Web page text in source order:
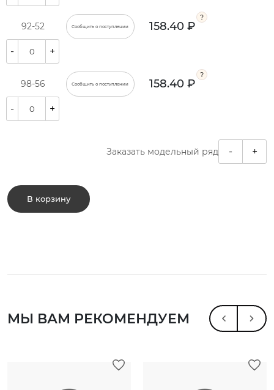
92-52 Сообщить о поступлении 158.40 ₽
- +
98-56 Сообщить о поступлении 158.40 ₽
- +
Заказать модельный ряд - +
В корзину
МЫ ВАМ РЕКОМЕНДУЕМ